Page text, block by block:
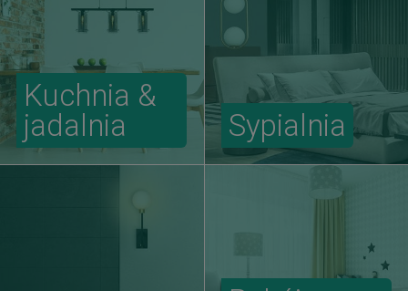
Kuchnia &
jadalnia
Sypialnia